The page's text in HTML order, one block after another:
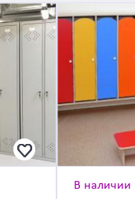
В наличии